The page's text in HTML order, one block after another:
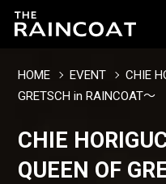
HOME EVENT
CHIE
GRETSCH in RAINCOAT〜
CHIE
QUEEN OF